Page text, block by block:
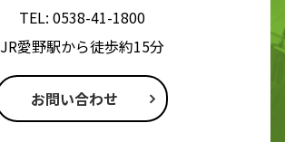
TEL: 0538-41-1800
JR愛野駅から徒歩約15分
お問い合わせ